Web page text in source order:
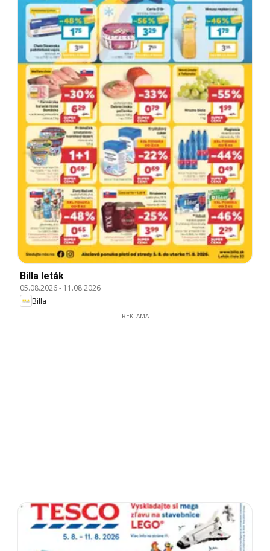
Billa leták
05.08.2026- 11.08.2026
Billa
REKLAMA